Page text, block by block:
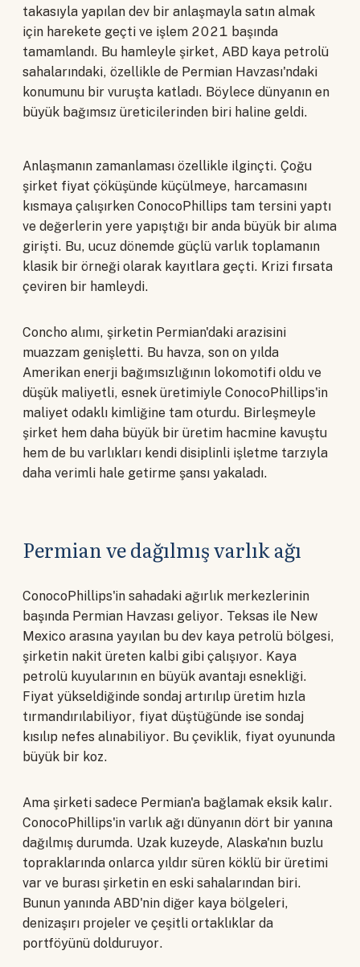
takasıyla yapılan dev bir anlaşmayla satın almak
için harekete geçti ve işlem 2021 başında
tamamlandı. Bu hamleyle şirket, ABD kaya petrolü
sahalarındaki, özellikle de Permian Havzası'ndaki
konumunu bir vuruşta katladı. Böylece dünyanın en
büyük bağımsız üreticilerinden biri haline geldi.
Anlaşmanın zamanlaması özellikle ilginçti. Çoğu
şirket fiyat çöküşünde küçülmeye, harcamasını
kısmaya çalışırken ConocoPhillips tam tersini yaptı
ve değerlerin yere yapıştığı bir anda büyük bir alıma
girişti. Bu, ucuz dönemde güçlü varlık toplamanın
klasik bir örneği olarak kayıtlara geçti. Krizi fırsata
çeviren bir hamleydi.
Concho alımı, şirketin Permian'daki arazisini
muazzam genişletti. Bu havza, son on yılda
Amerikan enerji bağımsızlığının lokomotifi oldu ve
düşük maliyetli, esnek üretimiyle ConocoPhillips'in
maliyet odaklı kimliğine tam oturdu. Birleşmeyle
şirket hem daha büyük bir üretim hacmine kavuştu
hem de bu varlıkları kendi disiplinli işletme tarzıyla
daha verimli hale getirme şansı yakaladı.
Permian ve dağılmış varlık ağı
ConocoPhillips'in sahadaki ağırlık merkezlerinin
başında Permian Havzası geliyor. Teksas ile New
Mexico arasına yayılan bu dev kaya petrolü bölgesi,
şirketin nakit üreten kalbi gibi çalışıyor. Kaya
petrolü kuyularının en büyük avantajı esnekliği.
Fiyat yükseldiğinde sondaj artırılıp üretim hızla
tırmandırılabiliyor, fiyat düştüğünde ise sondaj
kısılıp nefes alınabiliyor. Bu çeviklik, fiyat oyununda
büyük bir koz.
Ama şirketi sadece Permian'a bağlamak eksik kalır.
ConocoPhillips'in varlık ağı dünyanın dört bir yanına
dağılmış durumda. Uzak kuzeyde, Alaska'nın buzlu
topraklarında onlarca yıldır süren köklü bir üretimi
var ve burası şirketin en eski sahalarından biri.
Bunun yanında ABD'nin diğer kaya bölgeleri,
denizaşırı projeler ve çeşitli ortaklıklar da
portföyünü dolduruyor.